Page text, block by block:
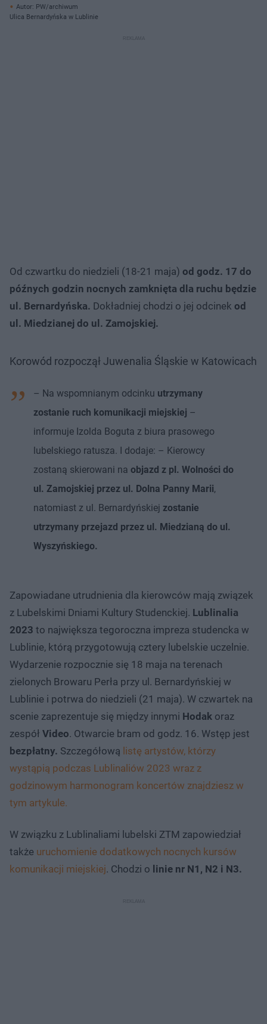
Autor: PW/archiwum
Ulica Bernardyńska w Lublinie
Od czwartku do niedzieli (18-21 maja) od godz. 17 do
późnych godzin nocnych zamknięta dla ruchu będzie
ul. Bernardyńska. Dokładniej chodzi o jej odcinek od
ul. Miedzianej do ul. Zamojskiej.
Korowód rozpoczął Juwenalia Śląskie w Katowicach
– Na wspomnianym odcinku utrzymany
zostanie ruch komunikacji miejskiej –
informuje Izolda Boguta z biura prasowego
lubelskiego ratusza. I dodaje: – Kierowcy
zostaną skierowani na objazd z pl. Wolności do
ul. Zamojskiej przez ul. Dolna Panny Marii,
natomiast z ul. Bernardyńskiej zostanie
utrzymany przejazd przez ul. Miedzianą do ul.
Wyszyńskiego.
Zapowiadane utrudnienia dla kierowców mają związek
z Lubelskimi Dniami Kultury Studenckiej. Lublinalia
2023 to największa tegoroczna impreza studencka w
Lublinie, którą przygotowują cztery lubelskie uczelnie.
Wydarzenie rozpocznie się 18 maja na terenach
zielonych Browaru Perła przy ul. Bernardyńskiej w
Lublinie i potrwa do niedzieli (21 maja). W czwartek na
scenie zaprezentuje się między innymi Hodak oraz
zespół Video. Otwarcie bram od godz. 16. Wstęp jest
bezpłatny. Szczegółową listę artystów, którzy
wystąpią podczas Lublinaliów 2023 wraz z
godzinowym harmonogram koncertów znajdziesz w
tym artykule.
W związku z Lublinaliami lubelski ZTM zapowiedział
także uruchomienie dodatkowych nocnych kursów
komunikacji miejskiej. Chodzi o linie nr N1, N2 i N3.